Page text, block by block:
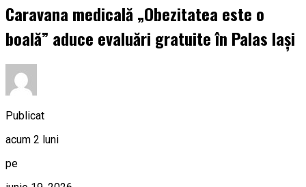
Caravana medicală „Obezitatea este o
boală” aduce evaluări gratuite în Palas Iași
Publicat
acum 2 luni
pe